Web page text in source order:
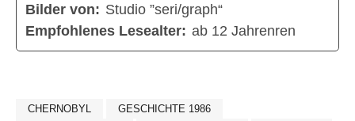
Bilder von: Studio ”seri/graph“
Empfohlenes Lesealter: ab 12 Jahrenren
CHERNOBYL
GESCHICHTE 1986